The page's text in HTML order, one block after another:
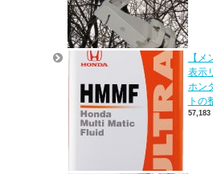
【メ
表示
ホン
トの
57,183